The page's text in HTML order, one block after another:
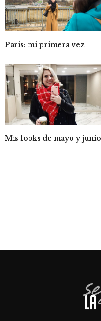
Paris: mi primera vez
Mis looks de mayo y junio